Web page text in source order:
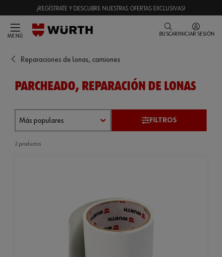
¡REGÍSTRATE Y DESCUBRE NUESTRAS OFERTAS EXCLUSIVAS!
MENÚ BUSCAR INICIAR SESIÓN
Reparaciones de lonas, camiones
PARCHEADO, REPARACIÓN DE LONAS
FILTROS
2 productos